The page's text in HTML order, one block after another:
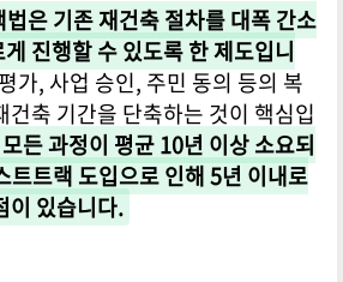
은 기존 재건축 절차를 대폭 간소
진행할 수 있도록 한 제도입니
가, 사업 승인, 주민 동의 등의 복
건축 기간을 단축하는 것이 핵심입
든 과정이 평균 10년 이상 소요되
트트랙 도입으로 인해 5년 이내로
이 있습니다.